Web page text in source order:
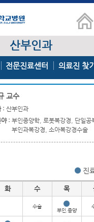
산부인과
전문진료센터 의료진 찾기
교수
: 산부인과
야 : 부인종양학, 로봇복강경, 단일공
부인과복강경, 소아복강경수술
진
화 수 목
수술
부인.종양